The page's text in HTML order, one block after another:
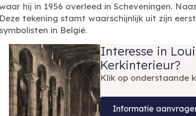
hij in 1956 overleed in Scheveningen.
Deze tekening stamt waarschijnlijk uit zijn
symbolisten in België.
Interesse in
Kerkinterieur?
Klik op onderstaande
Informatie